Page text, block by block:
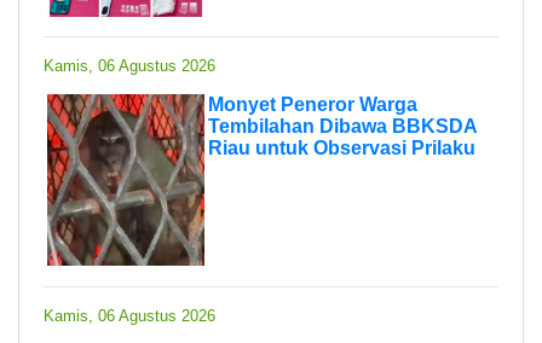
Kamis, 06 Agustus 2026
Monyet Peneror Warga
Tembilahan Dibawa BBKSDA
Riau untuk Observasi Prilaku
Kamis, 06 Agustus 2026